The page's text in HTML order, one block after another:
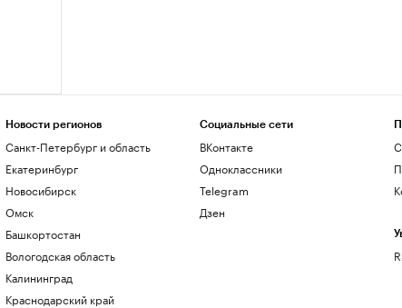
Новости регионов
Санкт-Петербург и область
Екатеринбург
Новосибирск
Омск
Башкортостан
Вологодская область
Калининград
Краснодарский край
Социальные сети
ВКонтакте
Одноклассники
Telegram
Дзен